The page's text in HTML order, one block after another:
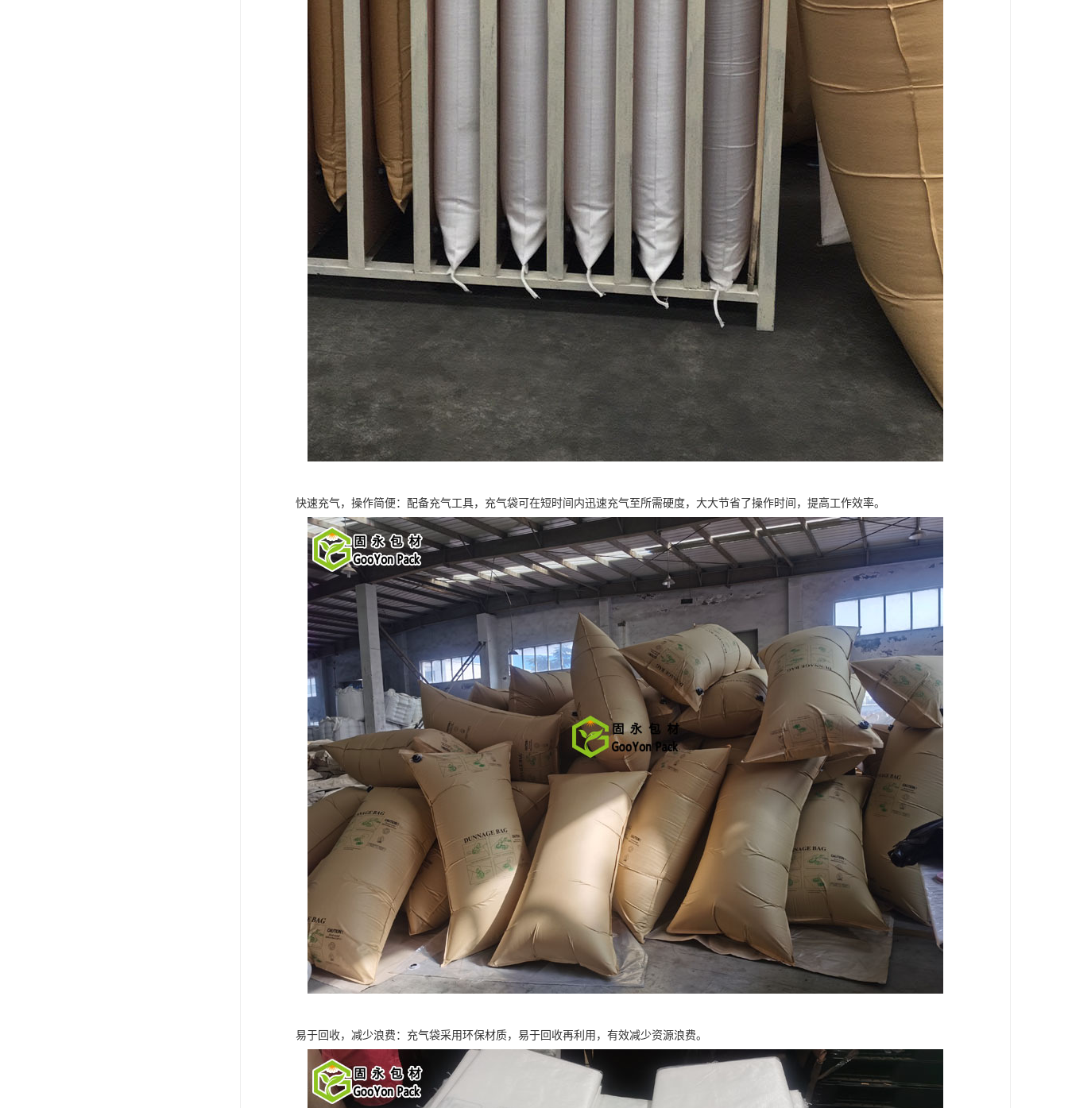
快速充气，操作简便：配备充气工具，充气袋可在短时间内迅速充气至所需硬度，大大节省了操作时间，提高工作效率。
易于回收，减少浪费：充气袋采用环保材质，易于回收再利用，有效减少资源浪费。